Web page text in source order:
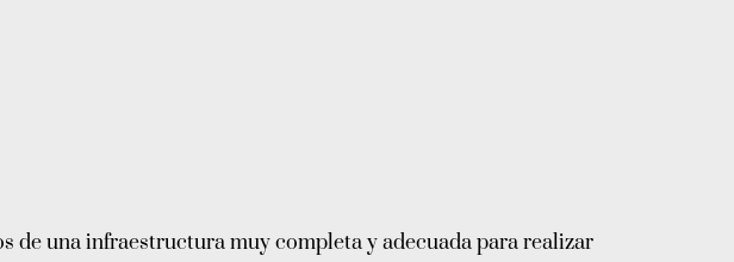
de una infraestructura muy completa y adecuada para realizar